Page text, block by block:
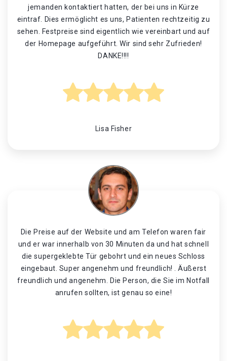
jemanden kontaktiert hatten, der bei uns in Kürze
eintraf. Dies ermöglicht es uns, Patienten rechtzeitig zu
sehen. Festpreise sind eigentlich wie vereinbart und auf
der Homepage aufgeführt. Wir sind sehr Zufrieden!
DANKE!!!!
Lisa Fisher
Die Preise auf der Website und am Telefon waren fair
und er war innerhalb von 30 Minuten da und hat schnell
die supergeklebte Tür gebohrt und ein neues Schloss
eingebaut. Super angenehm und freundlich! . Äußerst
freundlich und angenehm. Die Person, die Sie im Notfall
anrufen sollten, ist genau so eine!